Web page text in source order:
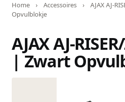
Home › Accessoires ›
AJAX AJ-
Opvulblokje
AJAX AJ-
| Zwart